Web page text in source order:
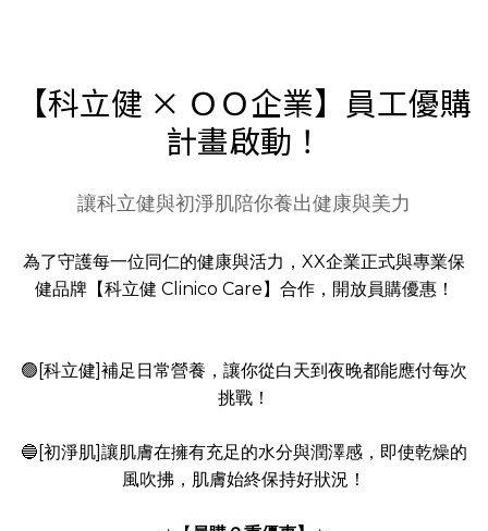
【科立健 × ＯＯ企業】員工優購
計畫啟動！
讓科立健與初淨肌陪你養出健康與美力
為了守護每一位同仁的健康與活力，XX企業正式與專業保
健品牌【科立健 Clinico Care】合作，開放員購優惠！
🟢[科立健]補足日常營養，讓你從白天到夜晚都能應付每次
挑戰！
🔵[初淨肌]讓肌膚在擁有充足的水分與潤澤感，即使乾燥的
風吹拂，肌膚始終保持好狀況！